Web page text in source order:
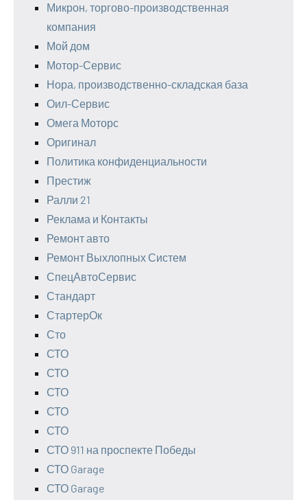
Микрон, торгово-производственная
компания
Мой дом
Мотор-Сервис
Нора, производственно-складская база
Оил-Сервис
Омега Моторс
Оригинал
Политика конфиденциальности
Престиж
Ралли 21
Реклама и Контакты
Ремонт авто
Ремонт Выхлопных Систем
СпецАвтоСервис
Стандарт
СтартерОк
Сто
СТО
СТО
СТО
СТО
СТО
СТО 911 на проспекте Победы
СТО Garage
СТО Garage